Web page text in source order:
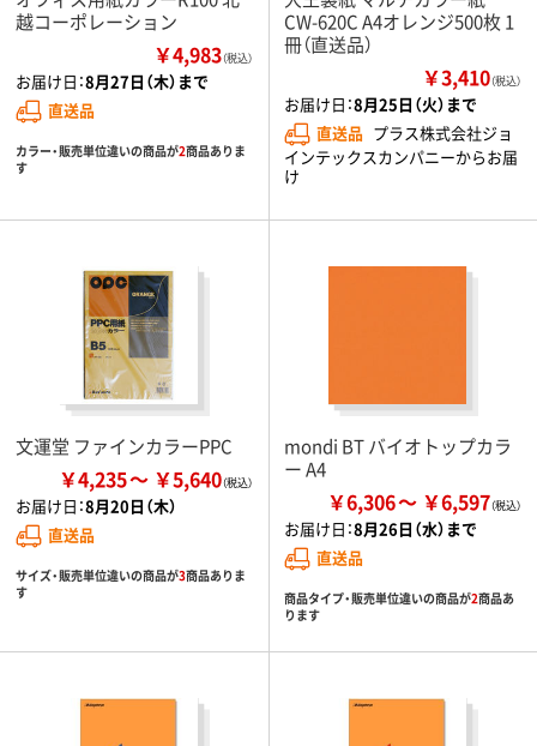
越コーポレーション
￥4,983（税込）
お届け日：8月27日（木）まで
直送品
カラー・販売単位違いの商品が2商品ありま
す
CW-620C A4オレンジ500枚 1
冊（直送品）
￥3,410（税込）
お届け日：8月25日（火）まで
直送品 プラス株式会社ジョ
インテックスカンパニーからお届
け
文運堂 ファインカラーPPC
￥4,235 ￥5,640
お届け日：8月20日（木）
直送品
サイズ・販売単位違いの商品が3商品ありま
す
mondi BT バイオトップカラ
ー A4
￥6,306 ￥6,597
お届け日：8月26日（水）まで
直送品
商品タイプ・販売単位違いの商品が2商品あ
ります